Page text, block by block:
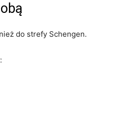
do strefy Schengen.